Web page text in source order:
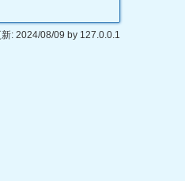
: 2024/08/09 by 127.0.0.1